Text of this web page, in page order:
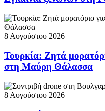
8 Αυγούστου 2026
Τουρκία: Ζητά
στη Μαύρη Θάλασσα
8 Αυγούστου 2026